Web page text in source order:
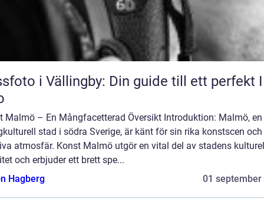
i Vällingby: Din guide till ett perfekt
Malmö – En Mångfacetterad Översikt Introduktion: Malmö, en
stad i södra Sverige, är känt för sin rika konstscen och
atmosfär. Konst Malmö utgör en vital del av stadens
och erbjuder ett brett spe...
Hagberg
01 september